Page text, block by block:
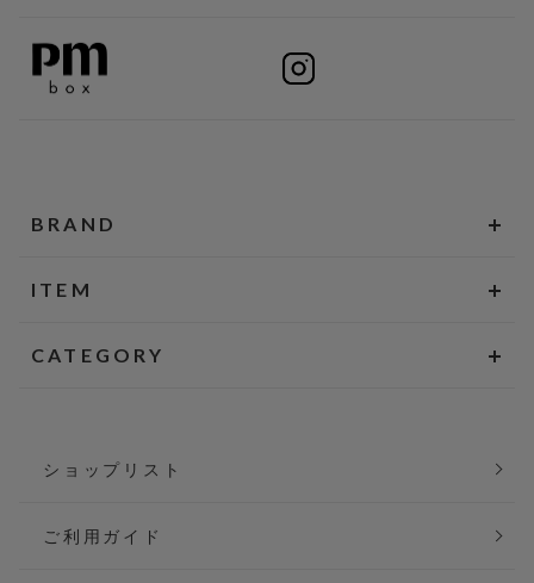
BRAND
ITEM
CATEGORY
ショップリスト
ご利用ガイド